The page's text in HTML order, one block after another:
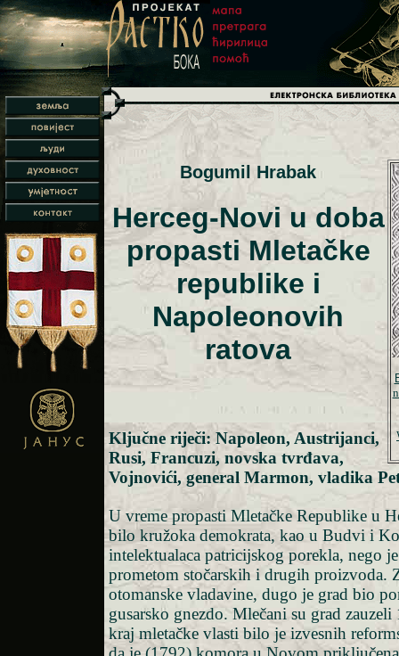
Bogumil Hrabak
Herceg-Novi u doba
propasti Mletačke
republike i
Napoleonovih
ratova
Ključne riječi: Napoleon, Austrijanci,
Rusi, Francuzi, novska tvrđava,
Vojnovići, general Marmon, vladika
U vreme propasti Mletačke Republike u
bilo kružoka demokrata, kao u Budvi i
intelektualaca patricijskog porekla, nego
prometom stočarskih i drugih proizvoda.
otomanske vladavine, dugo je grad bio
gusarsko gnezdo. Mlečani su grad
kraj mletačke vlasti bilo je izvesnih